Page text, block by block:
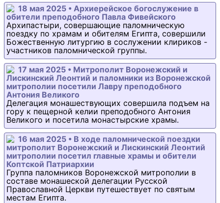
18 мая 2025 • Архиерейское богослужение в
обители преподобного Павла Фивейского
Архипастыри, совершающие паломническую
поездку по храмам и обителям Египта, совершили
Божественную литургию в сослужении клириков -
участников паломнической группы.
17 мая 2025 • Митрополит Воронежский и
Лискинский Леонтий и паломники из Воронежской
митрополии посетили Лавру преподобного
Антония Великого
Делегация монашествующих совершила подъем на
гору к пещерной келии преподобного Антония
Великого и посетила монастырские храмы.
16 мая 2025 • В ходе паломнической поездки
митрополит Воронежский и Лискинский Леонтий
митрополии посетил главные храмы и обители
Коптской Патриархии
Группа паломников Воронежской митрополии в
составе монашеской делегации Русской
Православной Церкви путешествует по святым
местам Египта.